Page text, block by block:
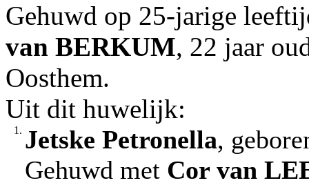
Gehuwd op 25-jarige
van BERKUM, 22 jaar
Oosthem.
Uit dit huwelijk:
1. Jetske Petronella,
Gehuwd met Cor van